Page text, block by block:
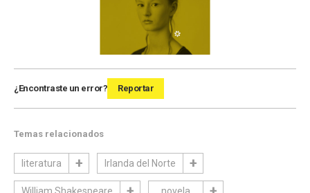
¿Encontraste un error? Reportar
Temas relacionados
literatura Irlanda del Norte
William Shakespeare novela